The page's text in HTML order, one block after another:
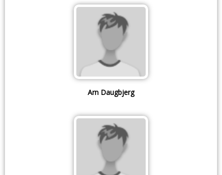
Arn Daugbjerg